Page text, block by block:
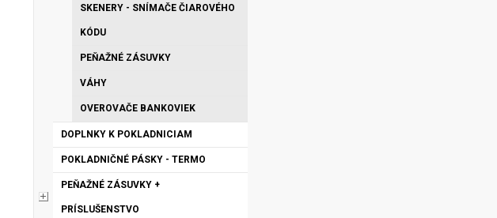
SKENERY - SNÍMAČE ČIAROVÉHO
KÓDU
PEŇAŽNÉ ZÁSUVKY
VÁHY
OVEROVAČE BANKOVIEK
DOPLNKY K POKLADNICIAM
POKLADNIČNÉ PÁSKY - TERMO
PEŇAŽNÉ ZÁSUVKY +
PRÍSLUŠENSTVO